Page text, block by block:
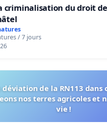
criminalisation du droit
/ 7 jours
déviation de la RN113 dans
nos terres agricoles et
vie !